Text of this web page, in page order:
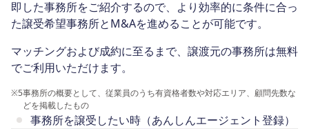
即した事務所をご紹介するので、より効率的に条件に合っ
た譲受希望事務所とM&Aを進めることが可能です。
マッチングおよび成約に至るまで、譲渡元の事務所は無料
でご利用いただけます。
※5事務所の概要として、従業員のうち有資格者数や対応エリア、顧問先数な
どを掲載したもの
事務所を譲受したい時（あんしんエージェント登録）